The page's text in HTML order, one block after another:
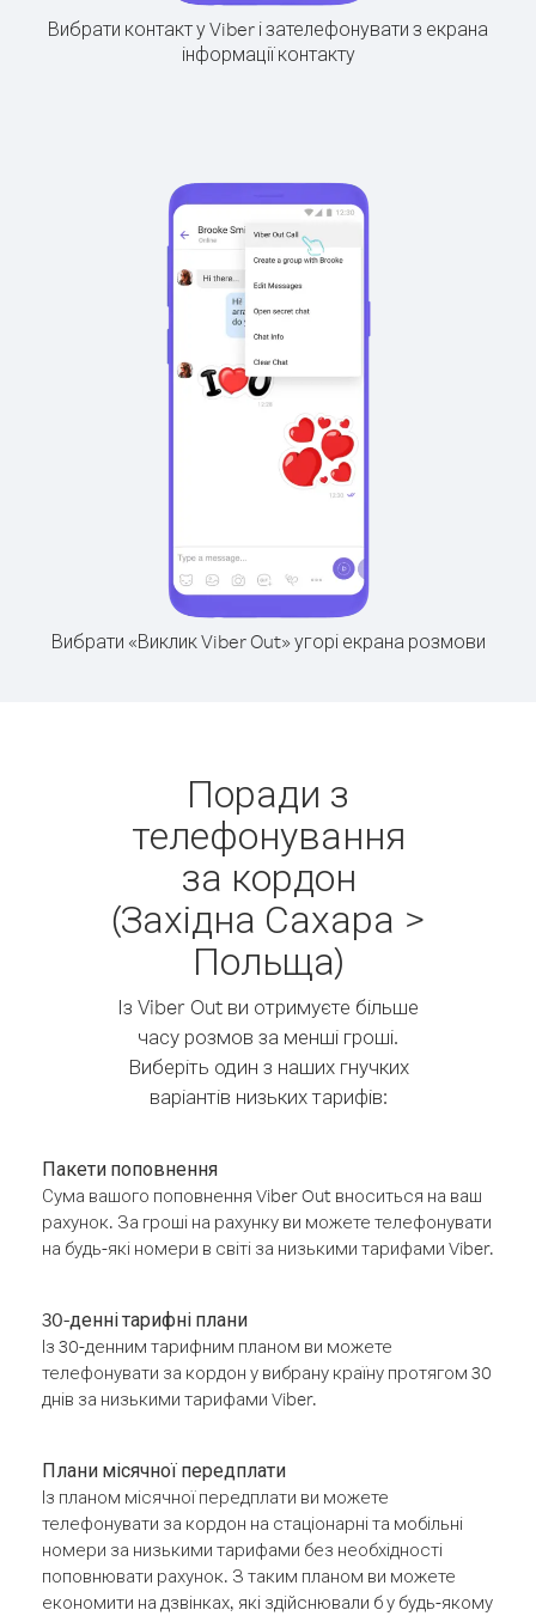
Вибрати контакт у Viber і зателефонувати з екрана
інформації контакту
Вибрати «Виклик Viber Out» угорі екрана розмови
Поради з
телефонування
за кордон
(Західна Сахара >
Польща)
Із Viber Out ви отримуєте більше
часу розмов за менші гроші.
Виберіть один з наших гнучких
варіантів низьких тарифів:
Пакети поповнення
Сума вашого поповнення Viber Out вноситься на ваш
рахунок. За гроші на рахунку ви можете телефонувати
на будь-які номери в світі за низькими тарифами Viber.
30-денні тарифні плани
Із 30-денним тарифним планом ви можете
телефонувати за кордон у вибрану країну протягом 30
днів за низькими тарифами Viber.
Плани місячної передплати
Із планом місячної передплати ви можете
телефонувати за кордон на стаціонарні та мобільні
номери за низькими тарифами без необхідності
поповнювати рахунок. З таким планом ви можете
економити на дзвінках, які здійснювали б у будь-якому